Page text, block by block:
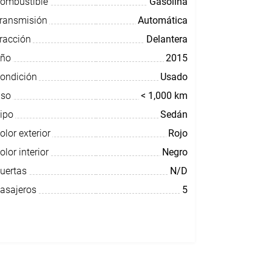
Automática
Delantera
2015
Usado
< 1,000 km
Sedán
exterior
Rojo
interior
Negro
N/D
5